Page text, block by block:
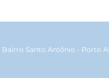
Bairro Santo Antônio - Porto